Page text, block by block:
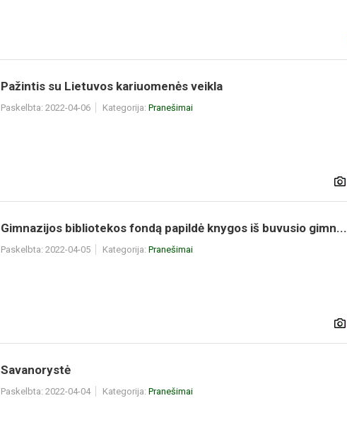
Pažintis su Lietuvos kariuomenės veikla
Paskelbta: 2022-04-06 Kategorija: Pranešimai
Gimnazijos bibliotekos fondą papildė knygos iš buvusio gimn...
Paskelbta: 2022-04-05 Kategorija: Pranešimai
Savanorystė
Paskelbta: 2022-04-04 Kategorija: Pranešimai